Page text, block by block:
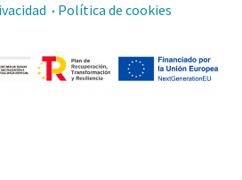
· Política de cookies